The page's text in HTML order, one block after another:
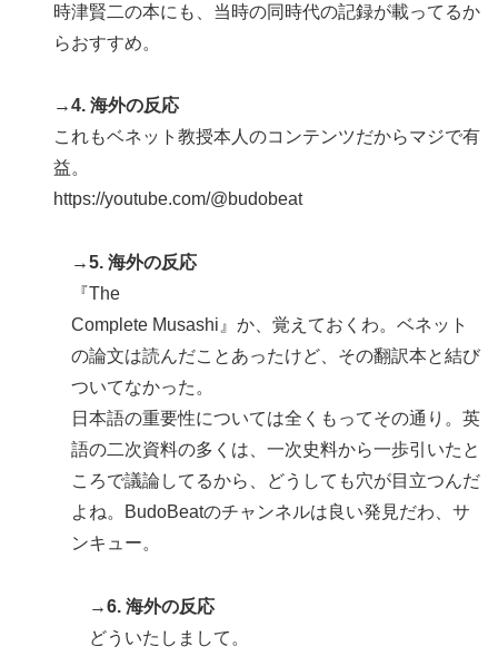
時津賢二の本にも、当時の同時代の記録が載ってるか
らおすすめ。
→4. 海外の反応
これもベネット教授本人のコンテンツだからマジで有
益。
https://youtube.com/@budobeat
→5. 海外の反応
『The
Complete Musashi』か、覚えておくわ。ベネット
の論文は読んだことあったけど、その翻訳本と結び
ついてなかった。
日本語の重要性については全くもってその通り。英
語の二次資料の多くは、一次史料から一歩引いたと
ころで議論してるから、どうしても穴が目立つんだ
よね。BudoBeatのチャンネルは良い発見だわ、サ
ンキュー。
→6. 海外の反応
どういたしまして。